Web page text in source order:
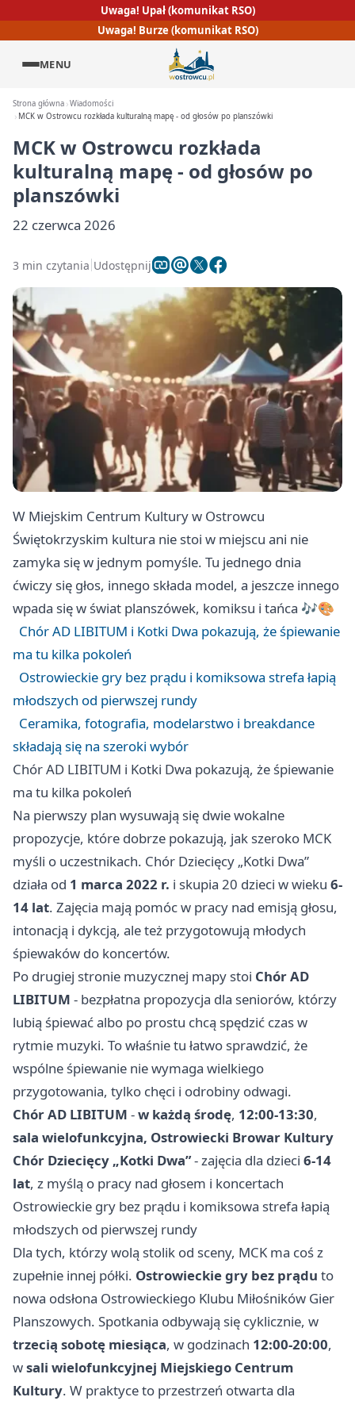
Uwaga! Upał (komunikat RSO)
Uwaga! Burze (komunikat RSO)
MENU
Strona główna Wiadomości
MCK w Ostrowcu rozkłada kulturalną mapę - od głosów po planszówki
MCK w Ostrowcu rozkłada
kulturalną mapę - od głosów po
planszówki
22 czerwca 2026
3 min czytania Udostępnij
W Miejskim Centrum Kultury w Ostrowcu
Świętokrzyskim kultura nie stoi w miejscu ani nie
zamyka się w jednym pomyśle. Tu jednego dnia
ćwiczy się głos, innego składa model, a jeszcze innego
wpada się w świat planszówek, komiksu i tańca 🎶🎨
Chór AD LIBITUM i Kotki Dwa pokazują, że śpiewanie
ma tu kilka pokoleń
Ostrowieckie gry bez prądu i komiksowa strefa łapią
młodszych od pierwszej rundy
Ceramika, fotografia, modelarstwo i breakdance
składają się na szeroki wybór
Chór AD LIBITUM i Kotki Dwa pokazują, że śpiewanie
ma tu kilka pokoleń
Na pierwszy plan wysuwają się dwie wokalne
propozycje, które dobrze pokazują, jak szeroko MCK
myśli o uczestnikach. Chór Dziecięcy „Kotki Dwa”
działa od 1 marca 2022 r. i skupia 20 dzieci w wieku 6-
14 lat. Zajęcia mają pomóc w pracy nad emisją głosu,
intonacją i dykcją, ale też przygotowują młodych
śpiewaków do koncertów.
Po drugiej stronie muzycznej mapy stoi Chór AD
LIBITUM - bezpłatna propozycja dla seniorów, którzy
lubią śpiewać albo po prostu chcą spędzić czas w
rytmie muzyki. To właśnie tu łatwo sprawdzić, że
wspólne śpiewanie nie wymaga wielkiego
przygotowania, tylko chęci i odrobiny odwagi.
Chór AD LIBITUM -w każdą środę, 12:00-13:30,
sala wielofunkcyjna, Ostrowiecki Browar Kultury
Chór Dziecięcy „Kotki Dwa”- zajęcia dla dzieci 6-14
lat, z myślą o pracy nad głosem i koncertach
Ostrowieckie gry bez prądu i komiksowa strefa łapią
młodszych od pierwszej rundy
Dla tych, którzy wolą stolik od sceny, MCK ma coś z
zupełnie innej półki. Ostrowieckie gry bez prądu to
nowa odsłona Ostrowieckiego Klubu Miłośników Gier
Planszowych. Spotkania odbywają się cyklicznie, w
trzecią sobotę miesiąca, w godzinach 12:00-20:00,
wsali wielofunkcyjnej Miejskiego Centrum
Kultury. W praktyce to przestrzeń otwarta dla